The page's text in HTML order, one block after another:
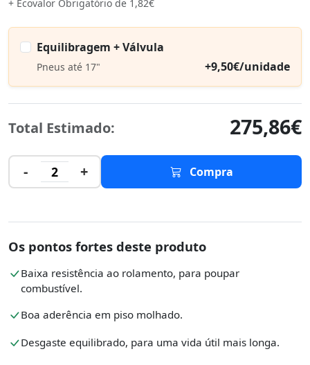
+ Ecovalor Obrigatório de 1,82€
Equilibragem + Válvula
Pneus até 17" +9,50€/unidade
Total Estimado: 275,86€
- 2 + Compra
Os pontos fortes deste produto
Baixa resistência ao rolamento, para poupar
combustível.
Boa aderência em piso molhado.
Desgaste equilibrado, para uma vida útil mais longa.